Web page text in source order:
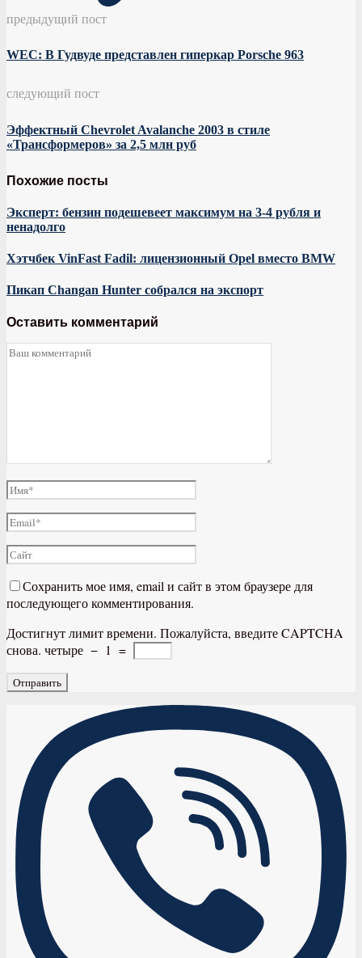
предыдущий пост
WEC: В Гудвуде представлен гиперкар Porsche 963
следующий пост
Эффектный Chevrolet Avalanche 2003 в стиле
«Трансформеров» за 2,5 млн руб
Похожие посты
Эксперт: бензин подешевеет максимум на 3-4 рубля и
ненадолго
Хэтчбек VinFast Fadil: лицензионный Opel вместо BMW
Пикап Changan Hunter собрался на экспорт
Оставить комментарий
Сохранить мое имя, email и сайт в этом браузере для
последующего комментирования.
Достигнут лимит времени. Пожалуйста, введите CAPTCHA
снова. четыре − 1 =